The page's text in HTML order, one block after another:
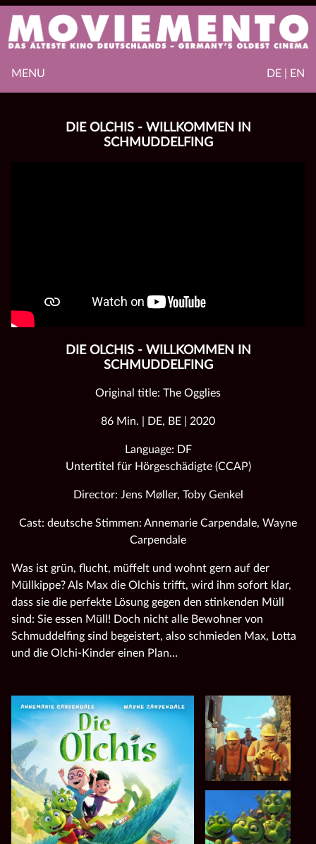
DE | EN
MENU
DIE OLCHIS - WILLKOMMEN IN
SCHMUDDELFING
DIE OLCHIS - WILLKOMMEN IN
SCHMUDDELFING
Original title: The Ogglies
86 Min. | DE, BE | 2020
Language: DF
Untertitel für Hörgeschädigte (CCAP)
Director: Jens Møller, Toby Genkel
Cast: deutsche Stimmen: Annemarie Carpendale, Wayne
Carpendale
Was ist grün, flucht, müffelt und wohnt gern auf der
Müllkippe? Als Max die Olchis trifft, wird ihm sofort klar,
dass sie die perfekte Lösung gegen den stinkenden Müll
sind: Sie essen Müll! Doch nicht alle Bewohner von
Schmuddelfing sind begeistert, also schmieden Max, Lotta
und die Olchi-Kinder einen Plan…